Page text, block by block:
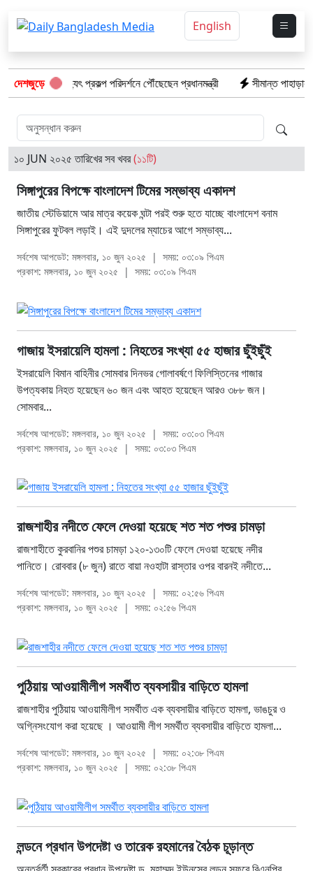
English
দেশজুড়েবিদ্যুৎ প্রকল্প পরিদর্শনে পৌঁছেছেন প্রধানমন্ত্রী সীমান্ত পাহাড়ায়
১০ JUN ২০২৫ তারিখের সব খবর(১১টি)
সিঙ্গাপুরের বিপক্ষে বাংলাদেশ টিমের সম্ভাব্য একাদশ
জাতীয় স্টেডিয়ামে আর মাত্র কয়েক ঘন্টা পরই শুরু হতে যাচ্ছে বাংলাদেশ বনাম
সিঙ্গাপুরের ফুটবল লড়াই। এই দুদলের ম্যাচের আগে সম্ভাব্য...
সর্বশেষ আপডেট: মঙ্গলবার, ১০ জুন ২০২৫ | সময়: ০৩:০৯ পিএম
প্রকাশ: মঙ্গলবার, ১০ জুন ২০২৫
| সময়: ০৩:০৯ পিএম
গাজায় ইসরায়েলি হামলা : নিহতের সংখ্যা ৫৫ হাজার ছুঁইছুঁই
ইসরায়েলি বিমান বাহিনীর সোমবার দিনভর গোলাবর্ষণে ফিলিস্তিনের গাজার
উপত্যকায় নিহত হয়েছেন ৬০ জন এবং আহত হয়েছেন আরও ৩৮৮ জন।
সোমবার...
সর্বশেষ আপডেট: মঙ্গলবার, ১০ জুন ২০২৫ | সময়: ০৩:০৩ পিএম
প্রকাশ: মঙ্গলবার, ১০ জুন ২০২৫
| সময়: ০৩:০৩ পিএম
রাজশাহীর নদীতে ফেলে দেওয়া হয়েছে শত শত পশুর চামড়া
রাজশাহীতে কুরবানির পশুর চামড়া ১২০-১৩০টি ফেলে দেওয়া হয়েছে নদীর
পানিতে। রোববার (৮ জুন) রাতে বায়া নওহাটা রাস্তার ওপর বারনই নদীতে...
সর্বশেষ আপডেট: মঙ্গলবার, ১০ জুন ২০২৫ | সময়: ০২:৫৬ পিএম
প্রকাশ: মঙ্গলবার, ১০ জুন ২০২৫
| সময়: ০২:৫৬ পিএম
পুঠিয়ায় আওয়ামীলীগ সমর্থীত ব্যবসায়ীর বাড়িতে হামলা
রাজশাহীর পুঠিয়ায় আওয়ামীলীগ সমর্থীত এক ব্যবসায়ীর বাড়িতে হামলা, ভাঙচুর ও
অগ্নিসংযোগ করা হয়েছে । আওয়ামী লীগ সমর্থীত ব্যবসায়ীর বাড়িতে হামলা...
সর্বশেষ আপডেট: মঙ্গলবার, ১০ জুন ২০২৫ | সময়: ০২:৩৮ পিএম
প্রকাশ: মঙ্গলবার, ১০ জুন ২০২৫
| সময়: ০২:৩৮ পিএম
লন্ডনে প্রধান উপদেষ্টা ও তারেক রহমানের বৈঠক চূড়ান্ত